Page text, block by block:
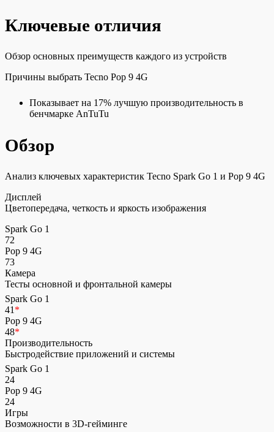
Ключевые отличия
Обзор основных преимуществ каждого из устройств
Причины выбрать Tecno Pop 9 4G
Показывает на 17% лучшую производительность в
бенчмарке AnTuTu
Обзор
Анализ ключевых характеристик Tecno Spark Go 1 и Pop 9 4G
Дисплей
Цветопередача, четкость и яркость изображения
Spark Go 1
72
Pop 9 4G
73
Камера
Тесты основной и фронтальной камеры
Spark Go 1
41 *
Pop 9 4G
48*
Производительность
Быстродействие приложений и системы
Spark Go 1
24
Pop 9 4G
24
Игры
Возможности в 3D-гейминге